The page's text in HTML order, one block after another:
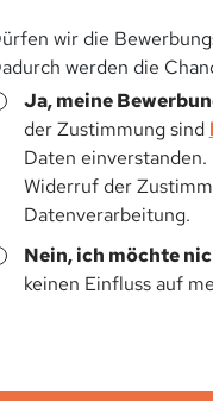
wir die
werden die
Ja, meine
der Zustimmung sind
Daten
Widerruf der
Datenverarbeitung.
Nein, ich möchte
keinen Einfluss auf